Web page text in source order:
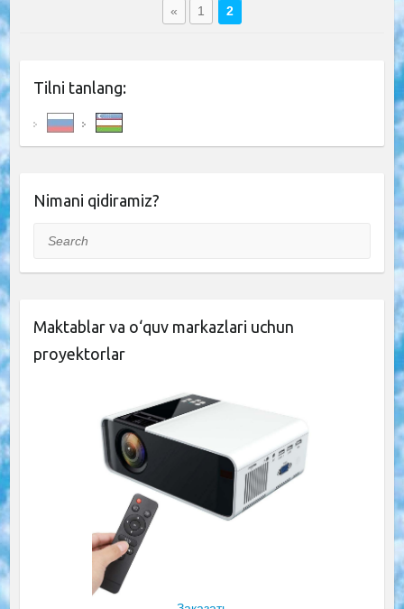
« 1 2
Tilni tanlang:
Nimani qidiramiz?
Search
Maktablar va o‘quv markazlari uchun
proyektorlar